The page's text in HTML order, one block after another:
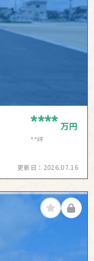
**** 万円
**坪
更新日： 2026.07.16